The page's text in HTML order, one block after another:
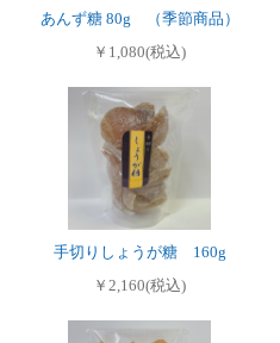
あんず糖 80g （季節商品）
￥1,080(税込)
手切りしょうが糖 160g
￥2,160(税込)